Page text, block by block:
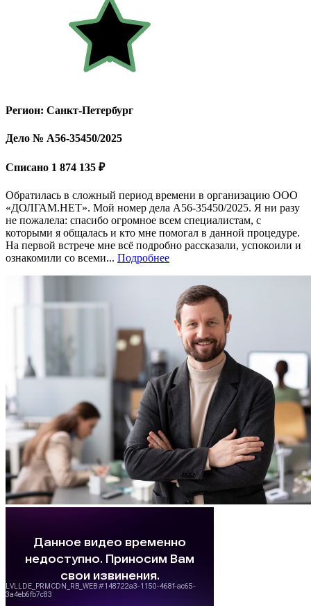
Регион: Санкт-Петербург
Дело № А56-35450/2025
Списано 1 874 135 ₽
Обратилась в сложный период времени в организацию ООО
«ДОЛГАМ.НЕТ». Мой номер дела A56-35450/2025. Я ни разу
не пожалела: спасибо огромное всем специалистам, с
которыми я общалась и кто мне помогал в данной процедуре.
На первой встрече мне всё подробно рассказали, успокоили и
ознакомили со всеми... Подробнее